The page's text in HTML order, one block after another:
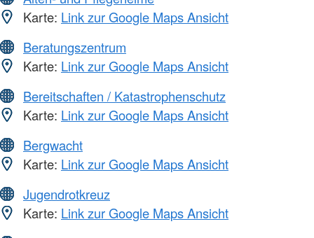
Karte: Link zur Google Maps Ansicht
Beratungszentrum
Karte: Link zur Google Maps Ansicht
Bereitschaften / Katastrophenschutz
Karte: Link zur Google Maps Ansicht
Bergwacht
Karte: Link zur Google Maps Ansicht
Jugendrotkreuz
Karte: Link zur Google Maps Ansicht